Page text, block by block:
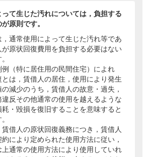
て生じた汚れについては，負担する
原則です。
通常使用によって生じた汚れ等であ
原状回復費用を負担する必要はない
（特に居住用の民間住宅）によれ
とは，賃借人の居住，使用により発生
の減少のうち，賃借人の故意・過失，
反その他通常の使用を越えるような
・毀損を復旧することを意味すると
借人の原状回復義務につき，賃借人
により定められた使用方法に従い，
通常の使用方法により使用していれ